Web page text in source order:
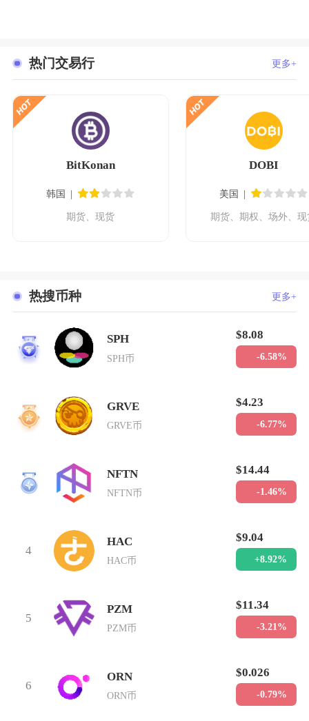
热门交易行 更多+
BitKonan
韩国
期货、现货
DOBI
美国
期货、期权、场外、现
热搜币种 更多+
1
SPH
SPH币
$8.08
-6.58%
2
GRVE
GRVE币
$4.23
-6.77%
3
NFTN
NFTN币
$14.44
-1.46%
4
HAC
HAC币
$9.04
+8.92%
5
PZM
PZM币
$11.34
-3.21%
6
ORN
ORN币
$0.026
-0.79%